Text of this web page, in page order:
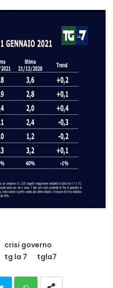
crisi governo
tg la 7 tgla7